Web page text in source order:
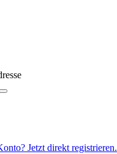
Jetzt direkt registrieren.